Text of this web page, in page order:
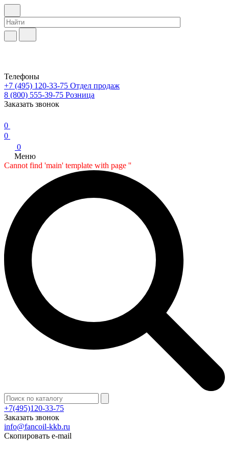
Телефоны
+7 (495) 120-33-75 Отдел продаж
8 (800) 555-39-75 Розница
Заказать звонок
0
0
0
Меню
Cannot find 'main' template with page ''
+7(495)120-33-75
Заказать звонок
info@fancoil-kkb.ru
Скопировать e-mail